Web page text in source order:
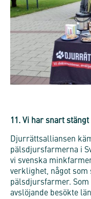
11. Vi har snart
Djurrättsalliansen
pälsdjursfarmerna i
vi svenska
verklighet, något som
pälsdjursfarmer. Som
avslöjande besökte